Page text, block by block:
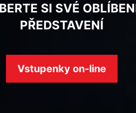
SI SVÉ
PŘEDSTAVENÍ
Vstupenky on-line